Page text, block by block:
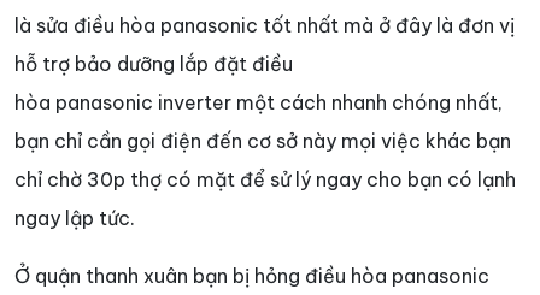
là sửa điều hòa panasonic tốt nhất mà ở đây là đơn vị
hỗ trợ bảo dưỡng lắp đặt điều
hòa panasonic inverter một cách nhanh chóng nhất,
bạn chỉ cần gọi điện đến cơ sở này mọi việc khác bạn
chỉ chờ 30p thợ có mặt để sử lý ngay cho bạn có lạnh
ngay lập tức.
Ở quận thanh xuân bạn bị hỏng điều hòa panasonic